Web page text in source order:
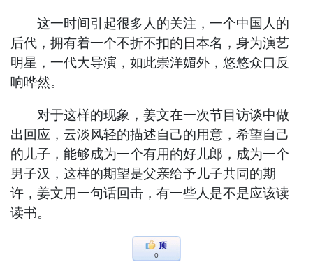
这一时间引起很多人的关注，一个中国人的
后代，拥有着一个不折不扣的日本名，身为演艺
明星，一代大导演，如此崇洋媚外，悠悠众口反
响哗然。
对于这样的现象，姜文在一次节目访谈中做
出回应，云淡风轻的描述自己的用意，希望自己
的儿子，能够成为一个有用的好儿郎，成为一个
男子汉，这样的期望是父亲给予儿子共同的期
许，姜文用一句话回击，有一些人是不是应该读
读书。
0